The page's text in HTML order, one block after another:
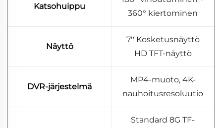
Katsohuippu
360° kiertominen
Näyttö
7'' Kosketusnäyttö
HD TFT-näyttö
DVR-järjestelmä
MP4-muoto, 4K-
nauhoitusresoluutio
Standard 8G TF-